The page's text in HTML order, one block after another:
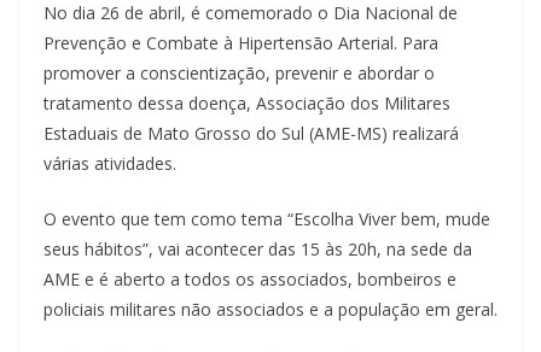
No dia 26 de abril, é comemorado o Dia Nacional de
Prevenção e Combate à Hipertensão Arterial. Para
promover a conscientização, prevenir e abordar o
tratamento dessa doença, Associação dos Militares
Estaduais de Mato Grosso do Sul (AME-MS) realizará
várias atividades.
O evento que tem como tema “Escolha Viver bem, mude
seus hábitos”, vai acontecer das 15 às 20h, na sede da
AME e é aberto a todos os associados, bombeiros e
policiais militares não associados e a população em geral.